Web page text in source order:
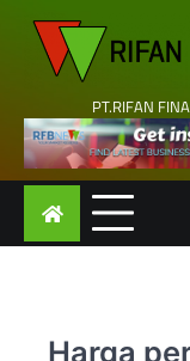
content
PT.RIFAN
Harga